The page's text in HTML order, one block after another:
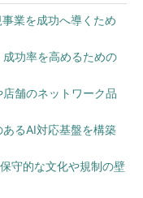
業を成功へ導くため
功率を高めるための
舗のネットワーク品
るAI対応基盤を構築
守的な文化や規制の壁